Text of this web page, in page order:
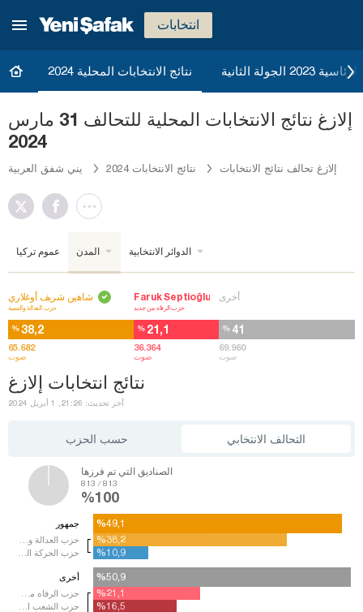
انتخابات
نتائج الانتخابات المحلية 2024 الجولة الثانية
إلازغ نتائج الانتخابات المحلية للتحالف 31 مارس
2024
يني شفق العربية نتائج الانتخابات 2024 إلازغ تحالف نتائج الانتخابات
عموم تركيا المدن الدوائر الانتخابية
شاهين شريف أوغلاري
حزب العدالة والتنمية
%38,2
65.682
صوت
Faruk Septioğlu
حزب الرفاه من جديد
% 21,1
36.364
صوت
أخرى
% 41
69.960
صوت
نتائج انتخابات إلازغ
آخر تحديث: 21:26, 1 أبريل 2024
حسب الحزب التحالف الانتخابي
الصناديق التي تم فرزها
813 / 813
%100
جمهور
%49,1
%38,2
%10,9
%49,1
%38,2
%10,9
أخرى
%50,9
%21,1
%16,5
%50,9
%21,1
%16,5